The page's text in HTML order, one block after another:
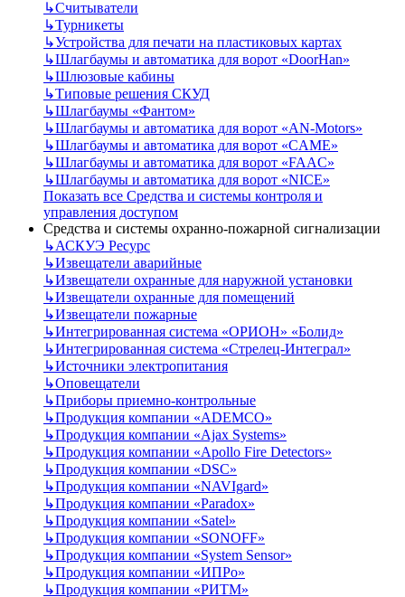
↳Считыватели
↳Турникеты
↳Устройства для печати на пластиковых картах
↳Шлагбаумы и автоматика для ворот «DoorHan»
↳Шлюзовые кабины
↳Типовые решения СКУД
↳Шлагбаумы «Фантом»
↳Шлагбаумы и автоматика для ворот «AN-Motors»
↳Шлагбаумы и автоматика для ворот «CAME»
↳Шлагбаумы и автоматика для ворот «FAAC»
↳Шлагбаумы и автоматика для ворот «NICE»
Показать все Средства и системы контроля и
управления доступом
Средства и системы охранно-пожарной сигнализации
↳АСКУЭ Ресурс
↳Извещатели аварийные
↳Извещатели охранные для наружной установки
↳Извещатели охранные для помещений
↳Извещатели пожарные
↳Интегрированная система «ОРИОН» «Болид»
↳Интегрированная система «Стрелец-Интеграл»
↳Источники электропитания
↳Оповещатели
↳Приборы приемно-контрольные
↳Продукция компании «ADEMCO»
↳Продукция компании «Ajax Systems»
↳Продукция компании «Apollo Fire Detectors»
↳Продукция компании «DSC»
↳Продукция компании «NAVIgard»
↳Продукция компании «Paradox»
↳Продукция компании «Satel»
↳Продукция компании «SONOFF»
↳Продукция компании «System Sensor»
↳Продукция компании «ИПРо»
↳Продукция компании «РИТМ»